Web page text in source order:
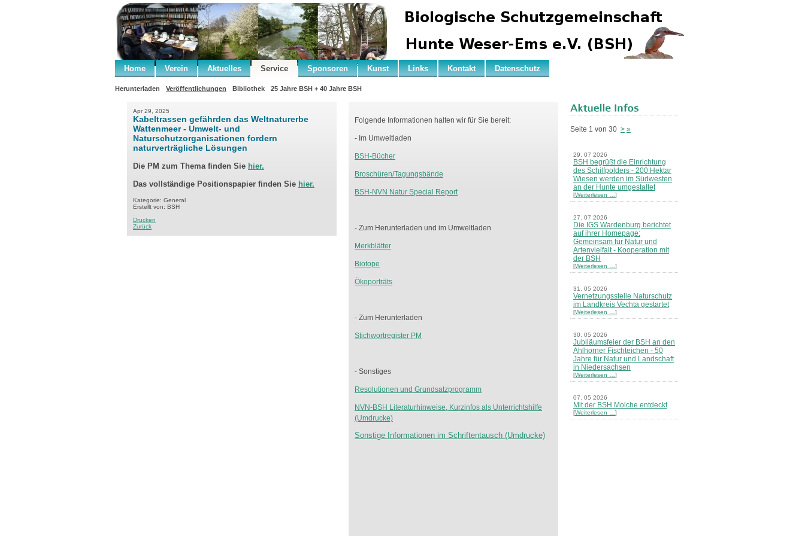
Home Verein Aktuelles Service Sponsoren Kunst Links Kontakt Datenschutz
Herunterladen Veröffentlichungen Bibliothek 25 Jahre BSH + 40 Jahre BSH
Apr 29, 2025
Kabeltrassen gefährden das Weltnaturerbe
Wattenmeer - Umwelt- und
Naturschutzorganisationen fordern
naturverträgliche Lösungen
Die PM zum Thema finden Sie hier.
Das vollständige Positionspapier finden Sie hier.
Kategorie: General
Erstellt von: BSH
Drucken
Zurück
Folgende Informationen halten wir für Sie bereit:
- Im Umweltladen
BSH-Bücher
Broschüren/Tagungsbände
BSH-NVN Natur Special Report
- Zum Herunterladen und im Umweltladen
Merkblätter
Biotope
Ökoporträts
- Zum Herunterladen
Stichwortregister PM
- Sonstiges
Resolutionen und Grundsatzprogramm
NVN-BSH Literaturhinweise, Kurzinfos als Unterrichtshilfe
(Umdrucke)
Sonstige Informationen im Schriftentausch (Umdrucke)
Seite 1 von 30 > »
29. 07 2026
BSH begrüßt die Einrichtung
des Schilfpolders - 200 Hektar
Wiesen werden im Südwesten
an der Hunte umgestaltet
[Weiterlesen … ]
27. 07 2026
Die IGS Wardenburg berichtet
auf ihrer Homepage:
Gemeinsam für Natur und
Artenvielfalt - Kooperation mit
der BSH
[Weiterlesen … ]
31. 05 2026
Vernetzungsstelle Naturschutz
im Landkreis Vechta gestartet
[Weiterlesen … ]
30. 05 2026
Jubiläumsfeier der BSH an den
Ahlhorner Fischteichen - 50
Jahre für Natur und Landschaft
in Niedersachsen
[Weiterlesen … ]
07. 05 2026
Mit der BSH Molche entdeckt
[Weiterlesen … ]